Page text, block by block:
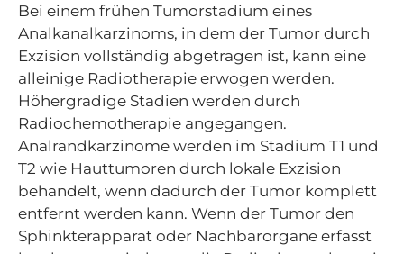
Bei einem frühen Tumorstadium eines
Analkanalkarzinoms, in dem der Tumor durch
Exzision vollständig abgetragen ist, kann eine
alleinige Radiotherapie erwogen werden.
Höhergradige Stadien werden durch
Radiochemotherapie angegangen.
Analrandkarzinome werden im Stadium T1 und
T2 wie Hauttumoren durch lokale Exzision
behandelt, wenn dadurch der Tumor komplett
entfernt werden kann. Wenn der Tumor den
Sphinkterapparat oder Nachbarorgane erfasst